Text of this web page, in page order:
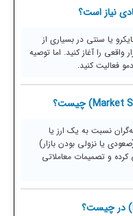
نیاز است؟
یا سنتی در بسیاری از
معامله در بازار واقعی را آغاز کنید. اما توصیه
فعالیت کنید.
نسبت به یک ارز یا
یا نزولی بودن بازار)
و تصمیمات معاملاتی